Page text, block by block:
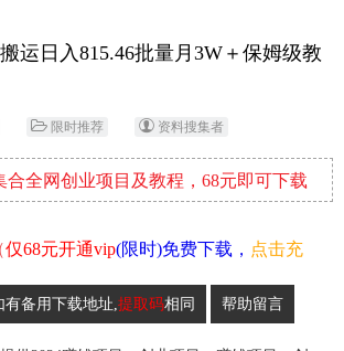
运日入815.46批量月3W＋保姆级教
限时推荐 资料搜集者
合全网创业项目及教程，68元即可下载
仅68元开通vip(限时)免费下载， 点击充
有备用下载地址,提取码相同 帮助留言